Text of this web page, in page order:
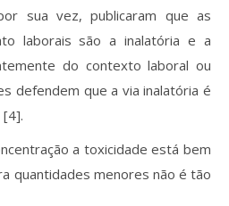
sua vez, publicaram que as
laborais são a inalatória e a
do contexto laboral ou
defendem que a via inalatória é
a toxicidade está bem
quantidades menores não é tão